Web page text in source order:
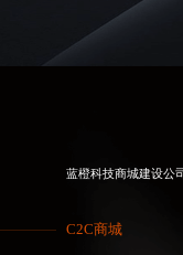
蓝橙科技商城建设公
C2C商城